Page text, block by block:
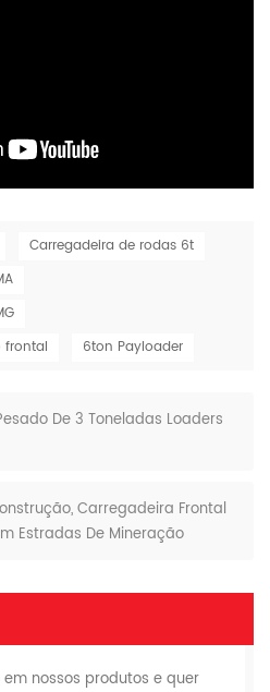
Carregadeira de rodas 6t
frontal
6ton Payloader
De 3 Toneladas Loaders
Carregadeira Frontal
Estradas De Mineração
nossos produtos e quer